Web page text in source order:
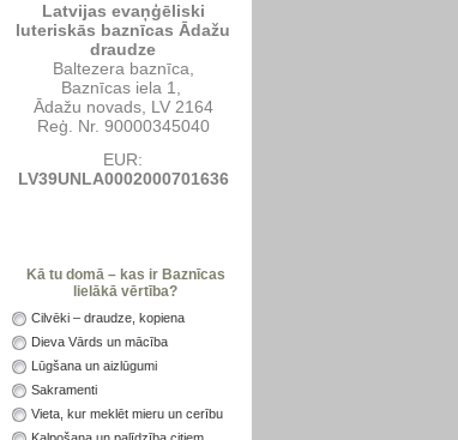
Latvijas evaņģēliski
luteriskās baznīcas Ādažu
draudze
Baltezera baznīca,
Baznīcas iela 1,
Ādažu novads, LV 2164
Reģ. Nr. 90000345040
EUR:
LV39UNLA0002000701636
Kā tu domā – kas ir Baznīcas
lielākā vērtība?
Cilvēki – draudze, kopiena
Dieva Vārds un mācība
Lūgšana un aizlūgumi
Sakramenti
Vieta, kur meklēt mieru un cerību